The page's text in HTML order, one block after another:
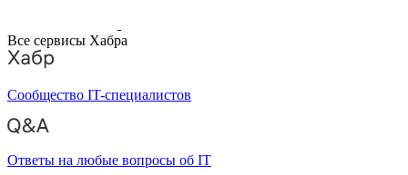
Все сервисы Хабра
Сообщество IT-специалистов
Ответы на любые вопросы об IT